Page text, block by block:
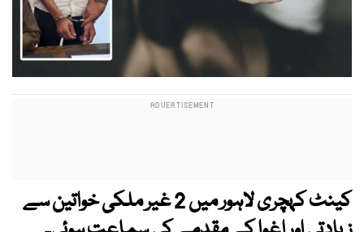
کینٹ کہچری لاہور میں 2 غیر ملکی خواتین سے